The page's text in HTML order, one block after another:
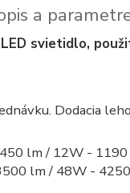
a
svietidlo,
Dodacia
lm / 12W -
lm / 48W -